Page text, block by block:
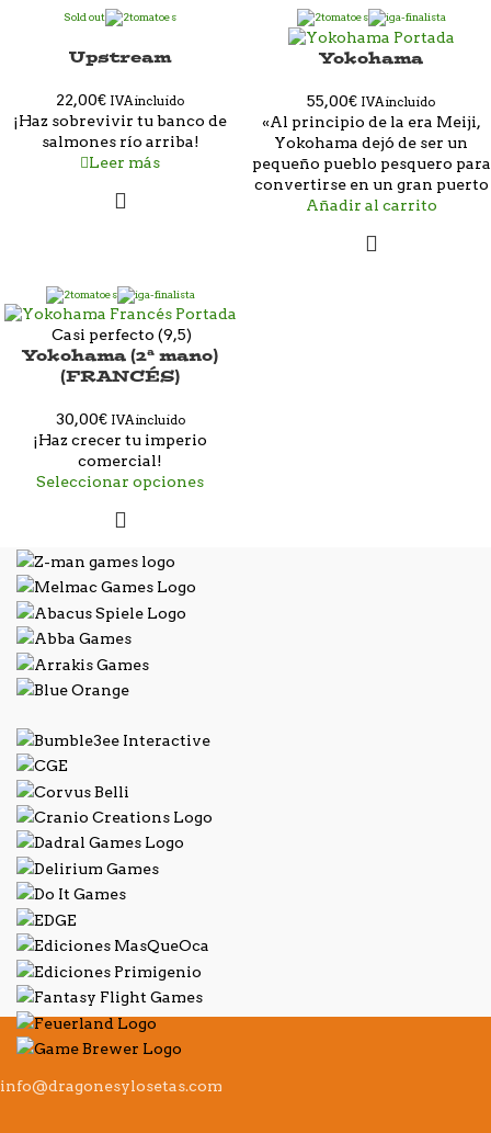
Sold out
Upstream
22,00€ IVA incluido
¡Haz sobrevivir tu banco de
salmones río arriba!
Leer más
Yokohama
55,00€ IVA incluido
«Al principio de la era Meiji,
Yokohama dejó de ser un
pequeño pueblo pesquero para
convertirse en un gran puerto
Añadir al carrito
Casi perfecto (9,5)
Yokohama (2ª mano)
(FRANCÉS)
30,00€ IVA incluido
¡Haz crecer tu imperio
comercial!
Seleccionar opciones
info@dragonesylosetas.com